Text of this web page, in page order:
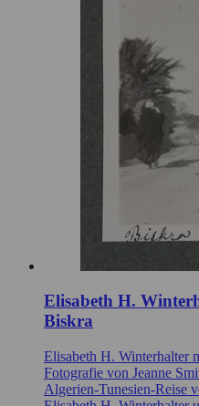
Elisabeth H.
Biskra
Elisabeth H. Winterhalter
Fotografie von Jeanne
Algerien-Tunesien-Reise